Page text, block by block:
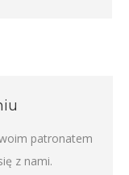
patronatem
z nami.